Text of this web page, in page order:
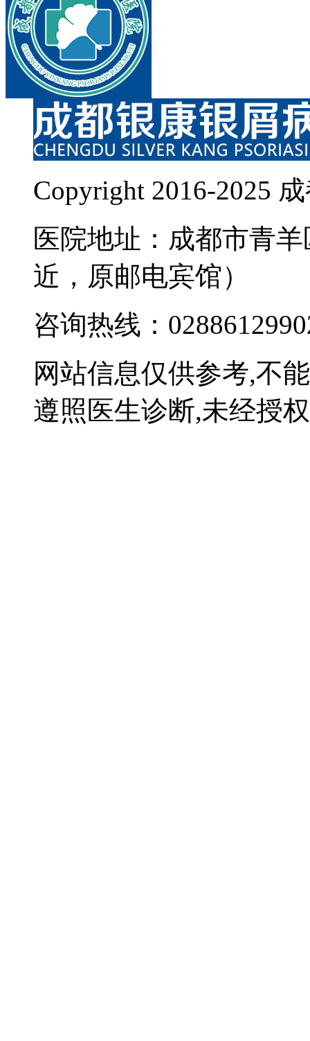
Copyright 2016-2025
医院地址：成都市青
近，原邮电宾馆）
咨询热线：
网站信息仅供参考,不
遵照医生诊断,未经授